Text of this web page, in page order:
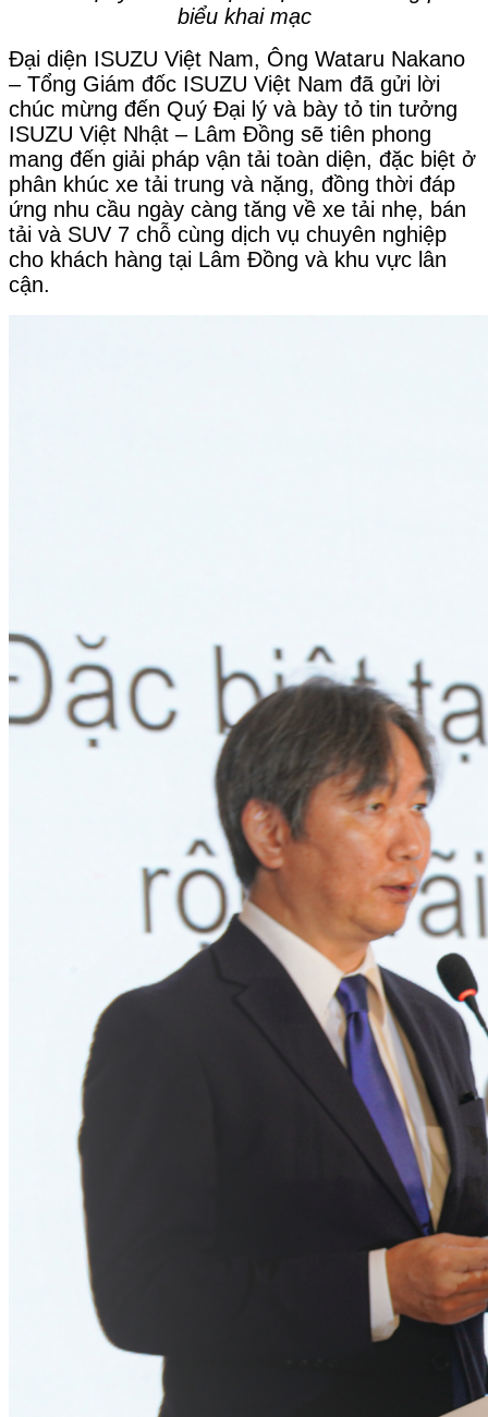
biểu khai mạc
Đại diện ISUZU Việt Nam, Ông Wataru Nakano
– Tổng Giám đốc ISUZU Việt Nam đã gửi lời
chúc mừng đến Quý Đại lý và bày tỏ tin tưởng
ISUZU Việt Nhật – Lâm Đồng sẽ tiên phong
mang đến giải pháp vận tải toàn diện, đặc biệt ở
phân khúc xe tải trung và nặng, đồng thời đáp
ứng nhu cầu ngày càng tăng về xe tải nhẹ, bán
tải và SUV 7 chỗ cùng dịch vụ chuyên nghiệp
cho khách hàng tại Lâm Đồng và khu vực lân
cận.